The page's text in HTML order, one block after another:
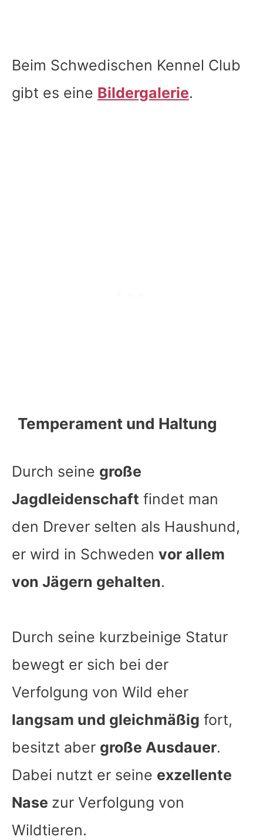
Beim Schwedischen Kennel Club
gibt es eine Bildergalerie.
Temperament und Haltung
Durch seine große
Jagdleidenschaft findet man
den Drever selten als Haushund,
er wird in Schweden vor allem
von Jägern gehalten.
Durch seine kurzbeinige Statur
bewegt er sich bei der
Verfolgung von Wild eher
langsam und gleichmäßig fort,
besitzt aber große Ausdauer.
Dabei nutzt er seine exzellente
Nase zur Verfolgung von
Wildtieren.